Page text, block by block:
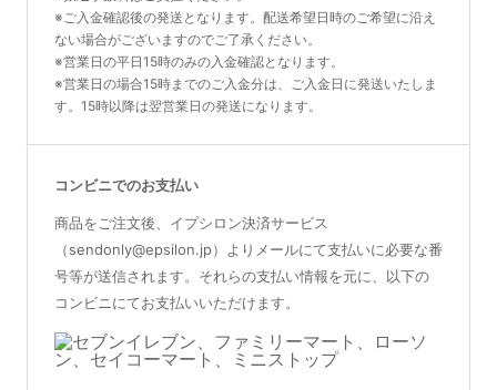
※ご入金確認後の発送となります。配送希望日時のご希望に沿え
ない場合がございますのでご了承ください。
※営業日の平日15時のみの入金確認となります。
※営業日の場合15時までのご入金分は、ご入金日に発送いたしま
す。15時以降は翌営業日の発送になります。
コンビニでのお支払い
商品をご注文後、イプシロン決済サービス
（sendonly@epsilon.jp）よりメールにて支払いに必要な番
号等が送信されます。それらの支払い情報を元に、以下の
コンビニにてお支払いいただけます。